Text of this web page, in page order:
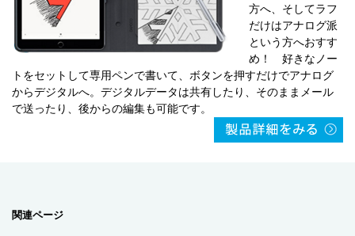
方へ、そしてラフ
だけはアナログ派
という方へおすす
め！ 好きなノー
トをセットして専用ペンで書いて、ボタンを押すだけでアナログ
からデジタルへ。デジタルデータは共有したり、そのままメール
で送ったり、後からの編集も可能です。
関連ページ